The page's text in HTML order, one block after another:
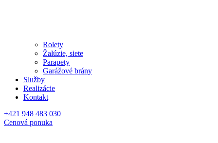
Rolety
Žalúzie, siete
Parapety
Garážové brány
Služby
Realizácie
Kontakt
+421 948 483 030
Cenová ponuka